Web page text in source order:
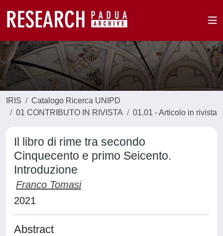
IRIS
Catalogo Ricerca UNIPD
01 CONTRIBUTO IN RIVISTA
01.01 - Articolo in rivista
Il libro di rime tra secondo
Cinquecento e primo Seicento.
Introduzione
Franco Tomasi
2021
Abstract